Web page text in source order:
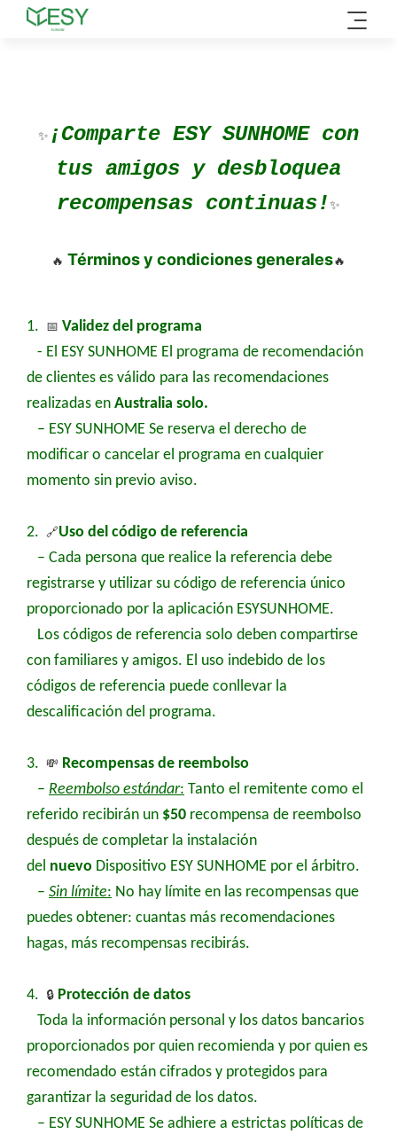
✨ ¡Comparte ESY SUNHOME con
tus amigos y desbloquea
recompensas continuas!✨
🔥 Términos y condiciones generales🔥
1. 📅 Validez del programa
- El ESY SUNHOME El programa de recomendación
de clientes es válido para las recomendaciones
realizadas en Australia solo.
– ESY SUNHOME Se reserva el derecho de
modificar o cancelar el programa en cualquier
momento sin previo aviso.
2. 🔗Uso del código de referencia
– Cada persona que realice la referencia debe
registrarse y utilizar su código de referencia único
proporcionado por la aplicación ESYSUNHOME.
Los códigos de referencia solo deben compartirse
con familiares y amigos. El uso indebido de los
códigos de referencia puede conllevar la
descalificación del programa.
3. 💸 Recompensas de reembolso
– Reembolso estándar: Tanto el remitente como el
referido recibirán un $50 recompensa de reembolso
después de completar la instalación
del nuevo Dispositivo ESY SUNHOME por el árbitro.
– Sin límite: No hay límite en las recompensas que
puedes obtener: cuantas más recomendaciones
hagas, más recompensas recibirás.
4. 🔒 Protección de datos
Toda la información personal y los datos bancarios
proporcionados por quien recomienda y por quien es
recomendado están cifrados y protegidos para
garantizar la seguridad de los datos.
– ESY SUNHOME Se adhiere a estrictas políticas de